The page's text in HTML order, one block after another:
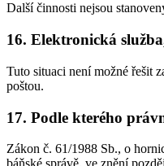
Další činnosti nejsou
16. Elektronická
Tuto situaci není možné řešit
poštou.
17. Podle kterého
Zákon č. 61/1988 Sb., o